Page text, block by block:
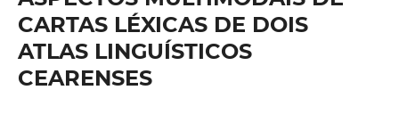
CARTAS LÉXICAS DE DOIS
ATLAS LINGUÍSTICOS
CEARENSES